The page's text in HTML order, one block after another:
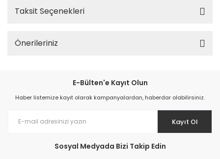
Taksit Seçenekleri
Önerileriniz
E-Bülten'e Kayıt Olun
Haber listemize kayıt olarak kampanyalardan, haberdar olabilirsiniz.
Kayıt Ol
Sosyal Medyada Bizi Takip Edin